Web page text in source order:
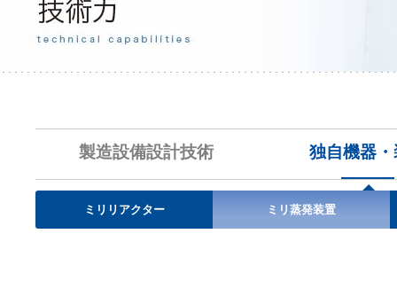
製造設備設計技術 独自機器・
ミリリアクター ミリ蒸発装置